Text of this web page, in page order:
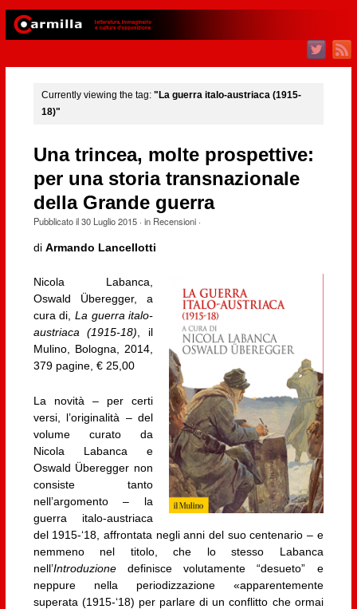
Currently viewing the tag: "La guerra italo-austriaca (1915-
18)"
Una trincea, molte prospettive:
per una storia transnazionale
della Grande guerra
Pubblicato il30 Luglio 2015· in Recensioni·
di Armando Lancellotti
Nicola Labanca,
Oswald Überegger, a
cura di, La guerra italo-
austriaca (1915-18), il
Mulino, Bologna, 2014,
379 pagine, € 25,00
La novità – per certi
versi, l’originalità – del
volume curato da
Nicola Labanca e
Oswald Überegger non
consiste tanto
nell’argomento – la
guerra italo-austriaca
del 1915-‘18, affrontata negli anni del suo centenario – e
nemmeno nel titolo, che lo stesso Labanca
nell’Introduzionedefinisce volutamente “desueto” e
neppure nella periodizzazione «apparentemente
superata (1915-‘18) per parlare di un conflitto che ormai